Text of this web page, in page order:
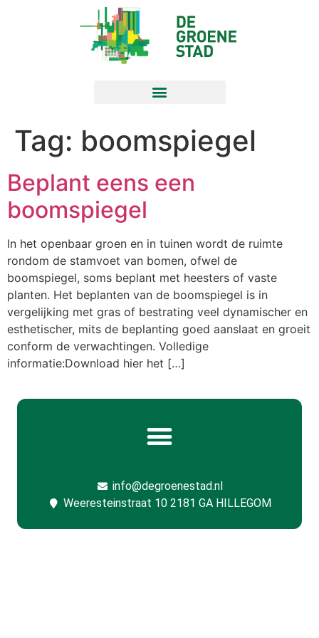
Tag: boomspiegel
Beplant eens een
boomspiegel
In het openbaar groen en in tuinen wordt de ruimte
rondom de stamvoet van bomen, ofwel de
boomspiegel, soms beplant met heesters of vaste
planten. Het beplanten van de boomspiegel is in
vergelijking met gras of bestrating veel dynamischer en
esthetischer, mits de beplanting goed aanslaat en groeit
conform de verwachtingen. Volledige
informatie:Download hier het […]
info@degroenestad.nl
Weeresteinstraat 10 2181 GA HILLEGOM